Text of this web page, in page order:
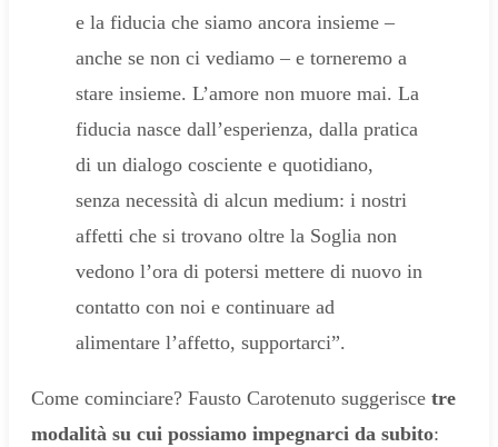
e la fiducia che siamo ancora insieme –
anche se non ci vediamo – e torneremo a
stare insieme. L’amore non muore mai. La
fiducia nasce dall’esperienza, dalla pratica
di un dialogo cosciente e quotidiano,
senza necessità di alcun medium: i nostri
affetti che si trovano oltre la Soglia non
vedono l’ora di potersi mettere di nuovo in
contatto con noi e continuare ad
alimentare l’affetto, supportarci”.
Come cominciare? Fausto Carotenuto suggerisce tre
modalità su cui possiamo impegnarci da subito: